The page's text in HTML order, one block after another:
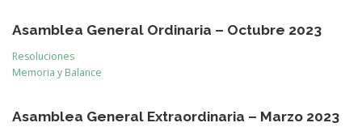
Asamblea General Ordinaria – Octubre 2023
Resoluciones
Memoria y Balance
Asamblea General Extraordinaria – Marzo 2023